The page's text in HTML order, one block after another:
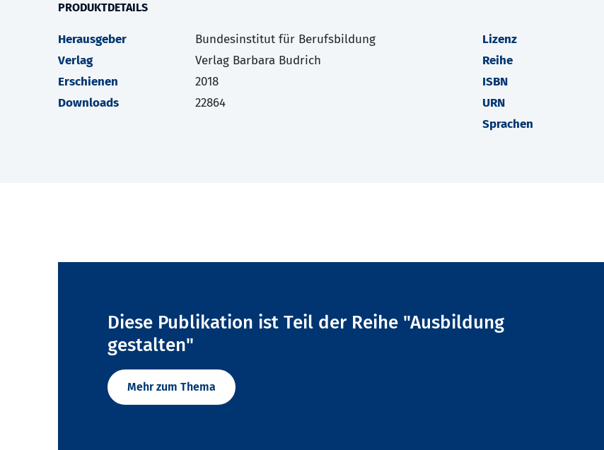
PRODUKTDETAILS
Herausgeber
Bundesinstitut für Berufsbildung
Verlag
Verlag Barbara Budrich
Erschienen
2018
Downloads
22864
Lizenz
Reihe
ISBN
URN
Sprachen
Diese Publikation ist Teil der Reihe "Ausbildung
gestalten"
Mehr zum Thema